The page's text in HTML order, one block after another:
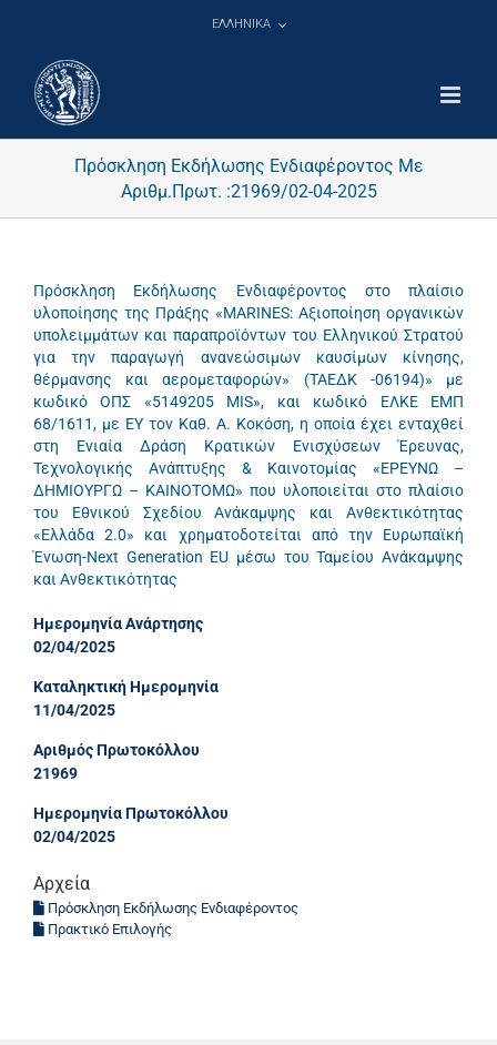
ΕΛΛΗΝΙΚΑ
Πρόσκληση Εκδήλωσης Ενδιαφέροντος Με
Αριθμ.Πρωτ. :21969/02-04-2025
Πρόσκληση Εκδήλωσης Ενδιαφέροντος στο πλαίσιο
υλοποίησης της Πράξης «MARINES: Αξιοποίηση οργανικών
υπολειμμάτων και παραπροϊόντων του Ελληνικού Στρατού
για την παραγωγή ανανεώσιμων καυσίμων κίνησης,
θέρμανσης και αερομεταφορών» (ΤΑΕΔΚ -06194)» με
κωδικό ΟΠΣ «5149205 MIS», και κωδικό ΕΛΚΕ ΕΜΠ
68/1611, με ΕΥ τον Καθ. Α. Κοκόση, η οποία έχει ενταχθεί
στη Ενιαία Δράση Κρατικών Ενισχύσεων Έρευνας,
Τεχνολογικής Ανάπτυξης & Καινοτομίας «ΕΡΕΥΝΩ –
ΔΗΜΙΟΥΡΓΩ – ΚΑΙΝΟΤΟΜΩ» που υλοποιείται στο πλαίσιο
του Εθνικού Σχεδίου Ανάκαμψης και Ανθεκτικότητας
«Ελλάδα 2.0» και χρηματοδοτείται από την Ευρωπαϊκή
Ένωση-Next Generation EU μέσω του Ταμείου Ανάκαμψης
και Ανθεκτικότητας
Ημερομηνία Ανάρτησης
02/04/2025
Καταληκτική Ημερομηνία
11/04/2025
Αριθμός Πρωτοκόλλου
21969
Ημερομηνία Πρωτοκόλλου
02/04/2025
Αρχεία
Πρόσκληση Εκδήλωσης Ενδιαφέροντος
Πρακτικό Επιλογής